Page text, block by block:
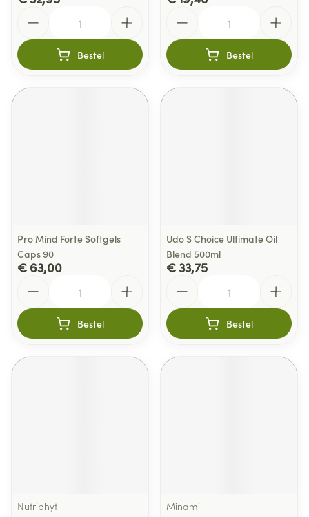
Bestel Bestel
Pro Mind Forte Softgels
Caps 90
€ 63,00
Bestel
Udo S Choice Ultimate Oil
Blend 500ml
€ 33,75
Bestel
Nutriphyt
Minami